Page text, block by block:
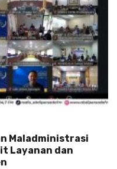
Maladministrasi
Layanan dan